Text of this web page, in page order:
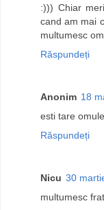
:))) Chiar
cand am mai
multumesc
Răspundeți
Anonim 18
esti tare omule
Răspundeți
Nicu 30
multumesc